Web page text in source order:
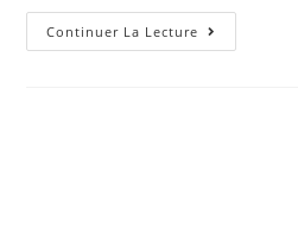
Continuer La Lecture